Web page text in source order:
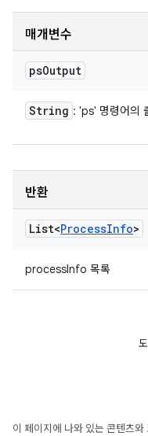
매개변수
psOutput
String : 'ps' 명령어의
반환
List<ProcessInfo>
processInfo 목록
이 페이지에 나와 있는 콘텐츠와